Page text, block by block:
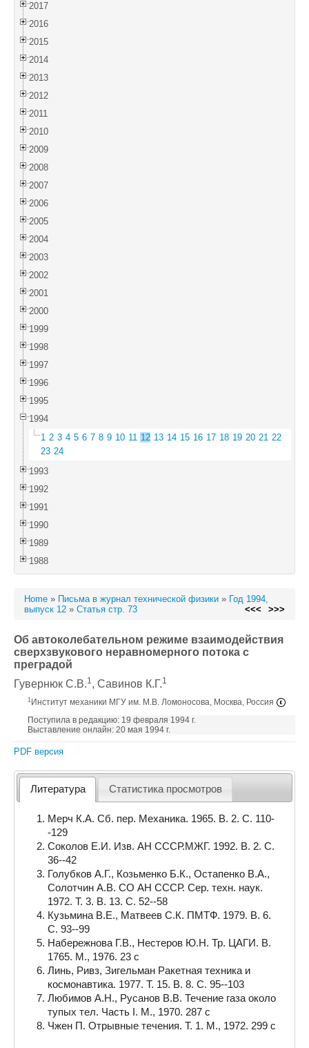
2017
2016
2015
2014
2013
2012
2011
2010
2009
2008
2007
2006
2005
2004
2003
2002
2001
2000
1999
1998
1997
1996
1995
1994
1 2 3 4 5 6 7 8 9 10 11 12 13 14 15 16 17 18 19 20 21 22
23 24
1993
1992
1991
1990
1989
1988
Home » Письма в журнал технической физики » Год 1994,
выпуск 12 » Статья стр. 73 <<< >>>
Об автоколебательном режиме взаимодействия
сверхзвукового неравномерного потока с
преградой
Гувернюк С.В.1, Савинов К.Г.1
1 Институт механики МГУ им. М.В. Ломоносова, Москва, Россия
Поступила в редакцию: 19 февраля 1994 г.
Выставление онлайн: 20 мая 1994 г.
PDF версия
Литература Статистика просмотров
Мерч К.А. Сб. пер. Механика. 1965. В. 2. С. 110-
-129
Соколов Е.И. Изв. АН СССР.МЖГ. 1992. В. 2. С.
36--42
Голубков А.Г., Козьменко Б.К., Остапенко В.А.,
Солотчин А.В. СО АН СССР. Сер. техн. наук.
1972. Т. 3. В. 13. С. 52--58
Кузьмина В.Е., Матвеев С.К. ПМТФ. 1979. В. 6.
С. 93--99
Набережнова Г.В., Нестеров Ю.Н. Тр. ЦАГИ. В.
1765. М., 1976. 23 с
Линь, Ривз, Зигельман Ракетная техника и
космонавтика. 1977. Т. 15. В. 8. С. 95--103
Любимов А.Н., Русанов В.В. Течение газа около
тупых тел. Часть I. М., 1970. 287 с
Чжен П. Отрывные течения. Т. 1. М., 1972. 299 с